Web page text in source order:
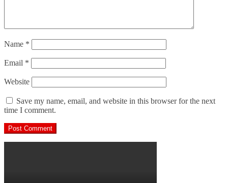
Name *
Email *
Website
Save my name, email, and website in this browser for the next
time I comment.